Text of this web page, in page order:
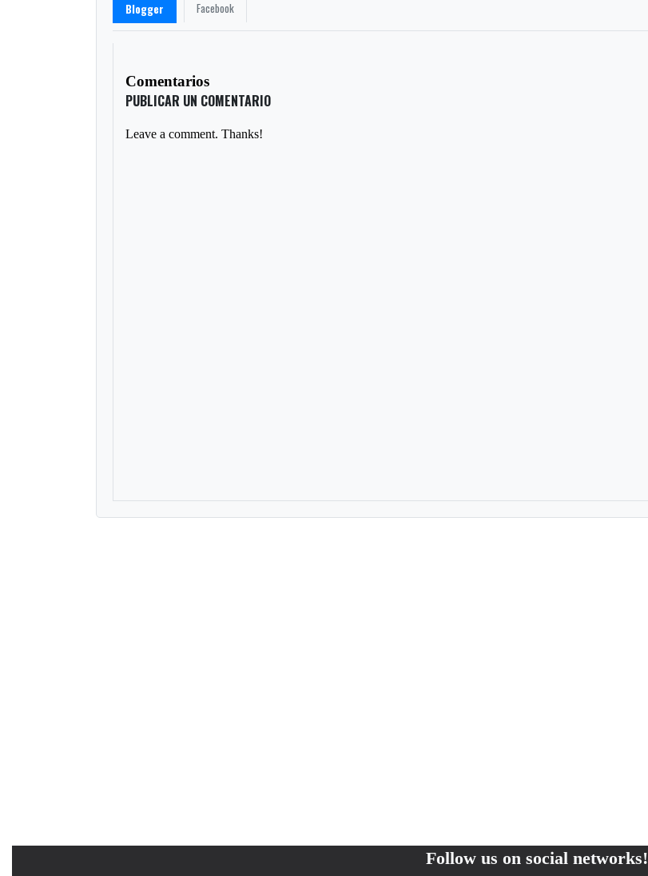
Blogger Facebook
Comentarios
PUBLICAR UN COMENTARIO
Leave a comment. Thanks!
Follow us on social networks!